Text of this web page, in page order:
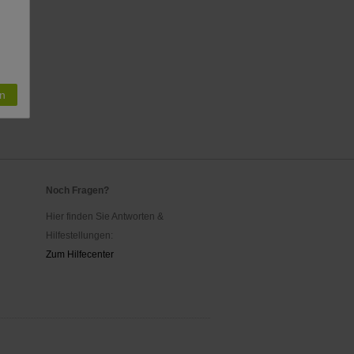
Noch Fragen?
Hier finden Sie Antworten &
Hilfestellungen:
Zum Hilfecenter